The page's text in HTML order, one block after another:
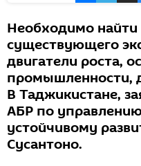
Необходимо
существующего
двигатели роста,
промышленности,
В Таджикистане,
АБР по
устойчивому
Сусантоно.